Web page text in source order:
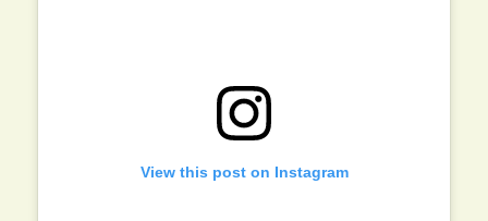
View this post on Instagram